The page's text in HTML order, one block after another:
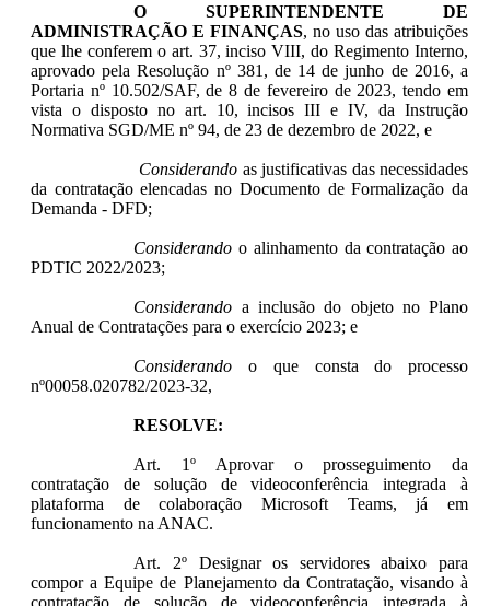
OSUPERINTENDENTE DE
ADMINISTRAÇÃO E FINANÇAS, no uso das atribuições
que lhe conferem o art. 37, inciso VIII, do Regimento Interno,
aprovado pela Resolução nº 381, de 14 de junho de 2016, a
Portaria nº 10.502/SAF, de 8 de fevereiro de 2023, tendo em
vista o disposto no art. 10, incisos III e IV, da Instrução
Normativa SGD/ME nº 94, de 23 de dezembro de 2022, e
Considerando as justificativas das necessidades
da contratação elencadas no Documento de Formalização da
Demanda - DFD;
Considerando o alinhamento da contratação ao
PDTIC 2022/2023;
Considerando a inclusão do objeto no Plano
Anual de Contratações para o exercício 2023; e
Considerando o que consta do processo
nº00058.020782/2023-32,
RESOLVE:
Art. 1º Aprovar o prosseguimento da
contratação de solução de videoconferência integrada à
plataforma de colaboração Microsoft Teams, já em
funcionamento na ANAC.
Art. 2º Designar os servidores abaixo para
compor a Equipe de Planejamento da Contratação, visando à
contratação de solução de videoconferência integrada à